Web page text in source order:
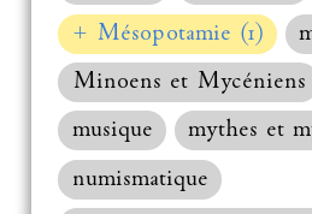
+ Mésopotamie (1)
Minoens et Mycéniens
musique
mythes et
numismatique